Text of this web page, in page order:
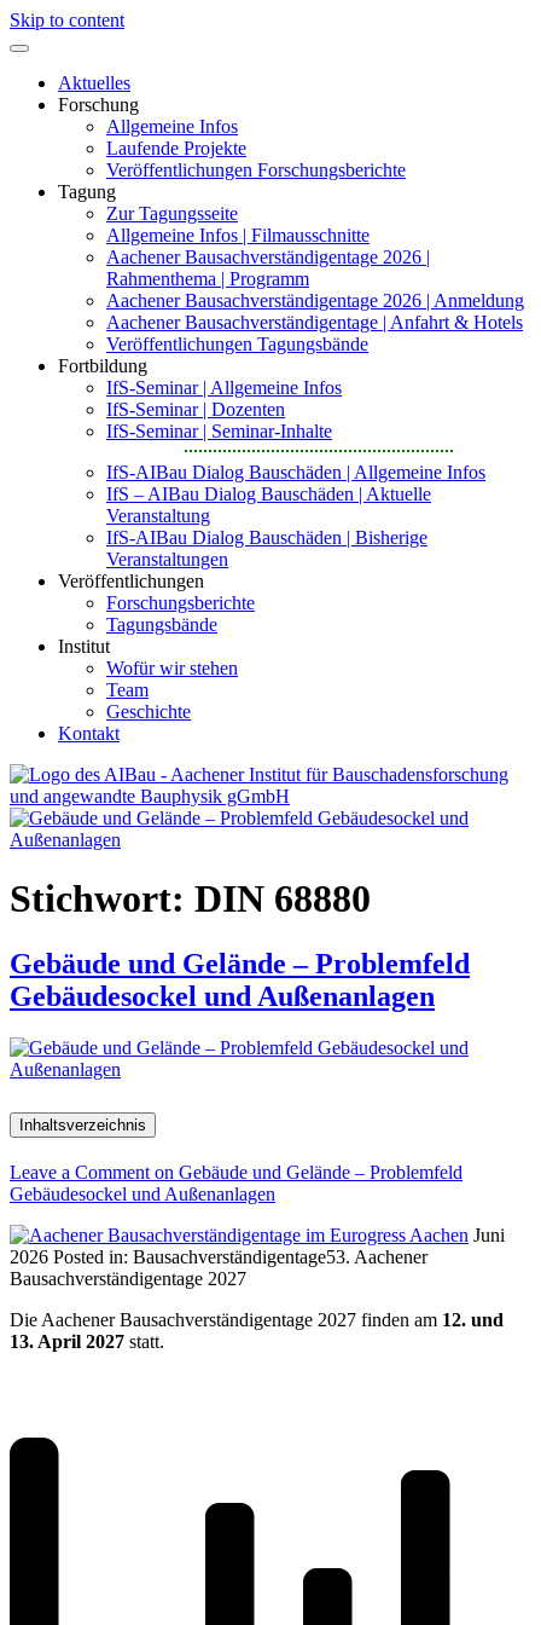
Skip to content
Aktuelles
Forschung
Allgemeine Infos
Laufende Projekte
Veröffentlichungen Forschungsberichte
Tagung
Zur Tagungsseite
Allgemeine Infos | Filmausschnitte
Aachener Bausachverständigentage 2026 |
Rahmenthema | Programm
Aachener Bausachverständigentage 2026 | Anmeldung
Aachener Bausachverständigentage | Anfahrt & Hotels
Veröffentlichungen Tagungsbände
Fortbildung
IfS-Seminar | Allgemeine Infos
IfS-Seminar | Dozenten
IfS-Seminar | Seminar-Inhalte
IfS-AIBau Dialog Bauschäden | Allgemeine Infos
IfS – AIBau Dialog Bauschäden | Aktuelle
Veranstaltung
IfS-AIBau Dialog Bauschäden | Bisherige
Veranstaltungen
Veröffentlichungen
Forschungsberichte
Tagungsbände
Institut
Wofür wir stehen
Team
Geschichte
Kontakt
AIBau – Aachener Institut für Bauschadensforschung und
Stichwort: DIN 68880
Gebäude und Gelände – Problemfeld
Gebäudesockel und Außenanlagen
Inhaltsverzeichnis
Leave a Comment on Gebäude und Gelände – Problemfeld
Gebäudesockel und Außenanlagen
Juni
2026 Posted in: Bausachverständigentage53. Aachener
Bausachverständigentage 2027
Die Aachener Bausachverständigentage 2027 finden am 12. und
13. April 2027 statt.